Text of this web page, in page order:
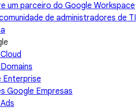
um parceiro do Google Workspace
de administradores de TI
Enterprise
Google Empresas